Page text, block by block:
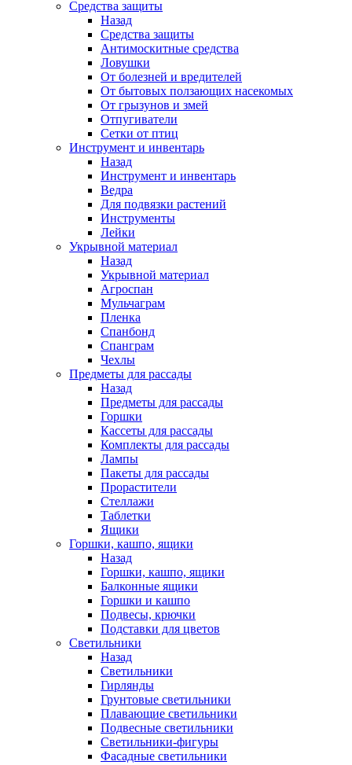
Средства защиты
Назад
Средства защиты
Антимоскитные средства
Ловушки
От болезней и вредителей
От бытовых ползающих насекомых
От грызунов и змей
Отпугиватели
Сетки от птиц
Инструмент и инвентарь
Назад
Инструмент и инвентарь
Ведра
Для подвязки растений
Инструменты
Лейки
Укрывной материал
Назад
Укрывной материал
Агроспан
Мульчаграм
Пленка
Спанбонд
Спанграм
Чехлы
Предметы для рассады
Назад
Предметы для рассады
Горшки
Кассеты для рассады
Комплекты для рассады
Лампы
Пакеты для рассады
Прорастители
Стеллажи
Таблетки
Ящики
Горшки, кашпо, ящики
Назад
Горшки, кашпо, ящики
Балконные ящики
Горшки и кашпо
Подвесы, крючки
Подставки для цветов
Светильники
Назад
Светильники
Гирлянды
Грунтовые светильники
Плавающие светильники
Подвесные светильники
Светильники-фигуры
Фасадные светильники